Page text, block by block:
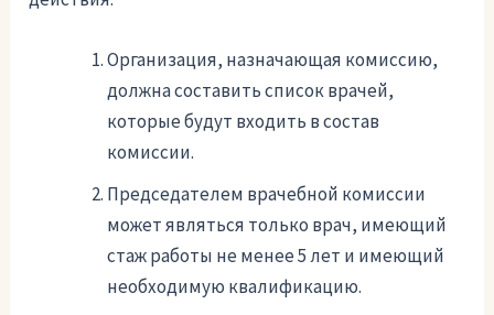
Организация, назначающая комиссию,
должна составить список врачей,
которые будут входить в состав
комиссии.
Председателем врачебной комиссии
может являться только врач, имеющий
стаж работы не менее 5 лет и имеющий
необходимую квалификацию.